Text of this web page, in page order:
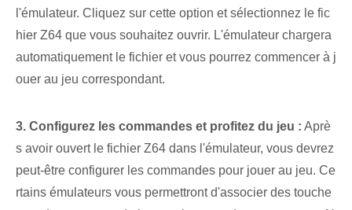
l'émulateur. Cliquez sur cette option et sélectionnez le fic
hier Z64 que vous souhaitez ouvrir. L'émulateur chargera
automatiquement le fichier et vous pourrez commencer à j
ouer au jeu correspondant.
3. Configurez les commandes et profitez du jeu : Aprè
s avoir ouvert le fichier Z64 dans l'émulateur, vous devrez
peut-être configurer les commandes pour jouer au jeu. Ce
rtains émulateurs vous permettront d'associer des touche